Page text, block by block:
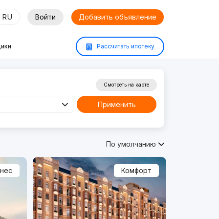
RU Войти Добавить объявление
Рассчитать ипотеку
Смотреть на карте
Применить
По умолчанию
Комфорт